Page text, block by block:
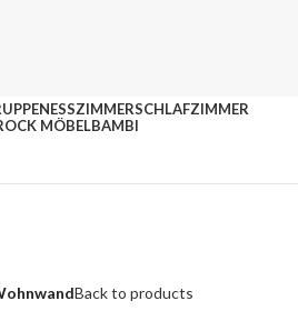
ESSZIMMERSCHLAFZIMMER
MÖBELBAMBI
Back to products